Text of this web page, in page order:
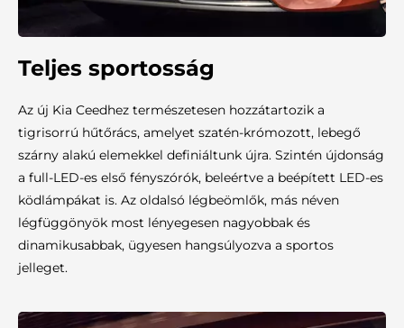
Teljes sportosság
Az új Kia Ceedhez természetesen hozzátartozik a
tigrisorrú hűtőrács, amelyet szatén-krómozott, lebegő
szárny alakú elemekkel definiáltunk újra. Szintén újdonság
a full-LED-es első fényszórók, beleértve a beépített LED-es
ködlámpákat is. Az oldalsó légbeömlők, más néven
légfüggönyök most lényegesen nagyobbak és
dinamikusabbak, ügyesen hangsúlyozva a sportos
jelleget.